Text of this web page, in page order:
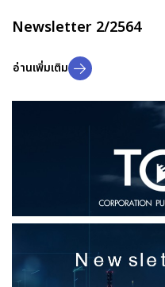
Newsletter 2/2564
อ่านเพิ่มเติม